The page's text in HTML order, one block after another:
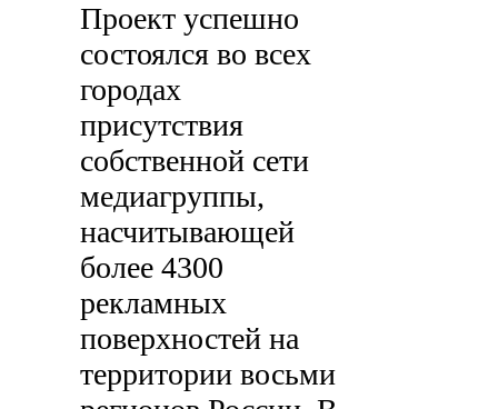
Проект успешно
состоялся во всех
городах
присутствия
собственной сети
медиагруппы,
насчитывающей
более 4300
рекламных
поверхностей на
территории восьми